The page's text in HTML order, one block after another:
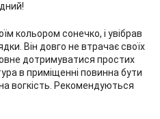
кольором сонечко, і увібрав
Він довго не втрачає своїх
дотримуватися простих
в приміщенні повинна бути
вогкість. Рекомендуються